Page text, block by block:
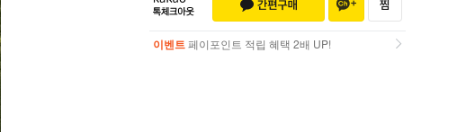
이벤트페이포인트 적립 혜택 2배 UP!